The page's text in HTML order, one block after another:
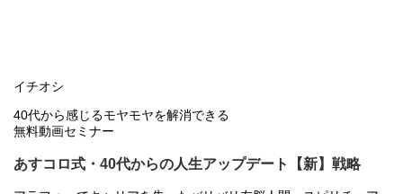
イチオシ
40代から感じるモヤモヤを解消できる
無料動画セミナー
あすコロ式・40代からの人生アップデート【新】戦略